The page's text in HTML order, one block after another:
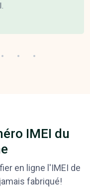
IMEI du
en ligne l'IMEI de
fabriqué!